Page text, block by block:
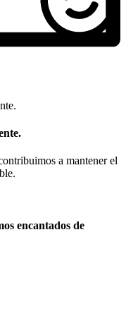
a mantener el
encantados de